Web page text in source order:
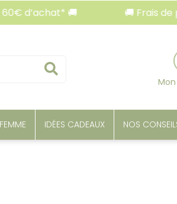
🚚 🚚 Frais de port
IDÉES CADEAUX NOS